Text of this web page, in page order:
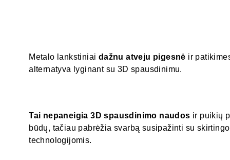
Metalo lankstiniai dažnu atveju pigesnė ir
alternatyva lyginant su 3D spausdinimu.
Tai nepaneigia 3D spausdinimo naudos ir puikių
būdų, tačiau pabrėžia svarbą susipažinti su
technologijomis.